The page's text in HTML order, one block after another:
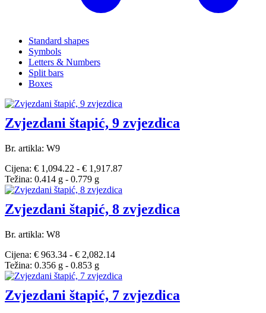
Standard shapes
Symbols
Letters & Numbers
Split bars
Boxes
Zvjezdani štapić, 9 zvjezdica
Br. artikla: W9
Cijena: € 1,094.22 - € 1,917.87
Težina: 0.414 g - 0.779 g
Zvjezdani štapić, 8 zvjezdica
Br. artikla: W8
Cijena: € 963.34 - € 2,082.14
Težina: 0.356 g - 0.853 g
Zvjezdani štapić, 7 zvjezdica